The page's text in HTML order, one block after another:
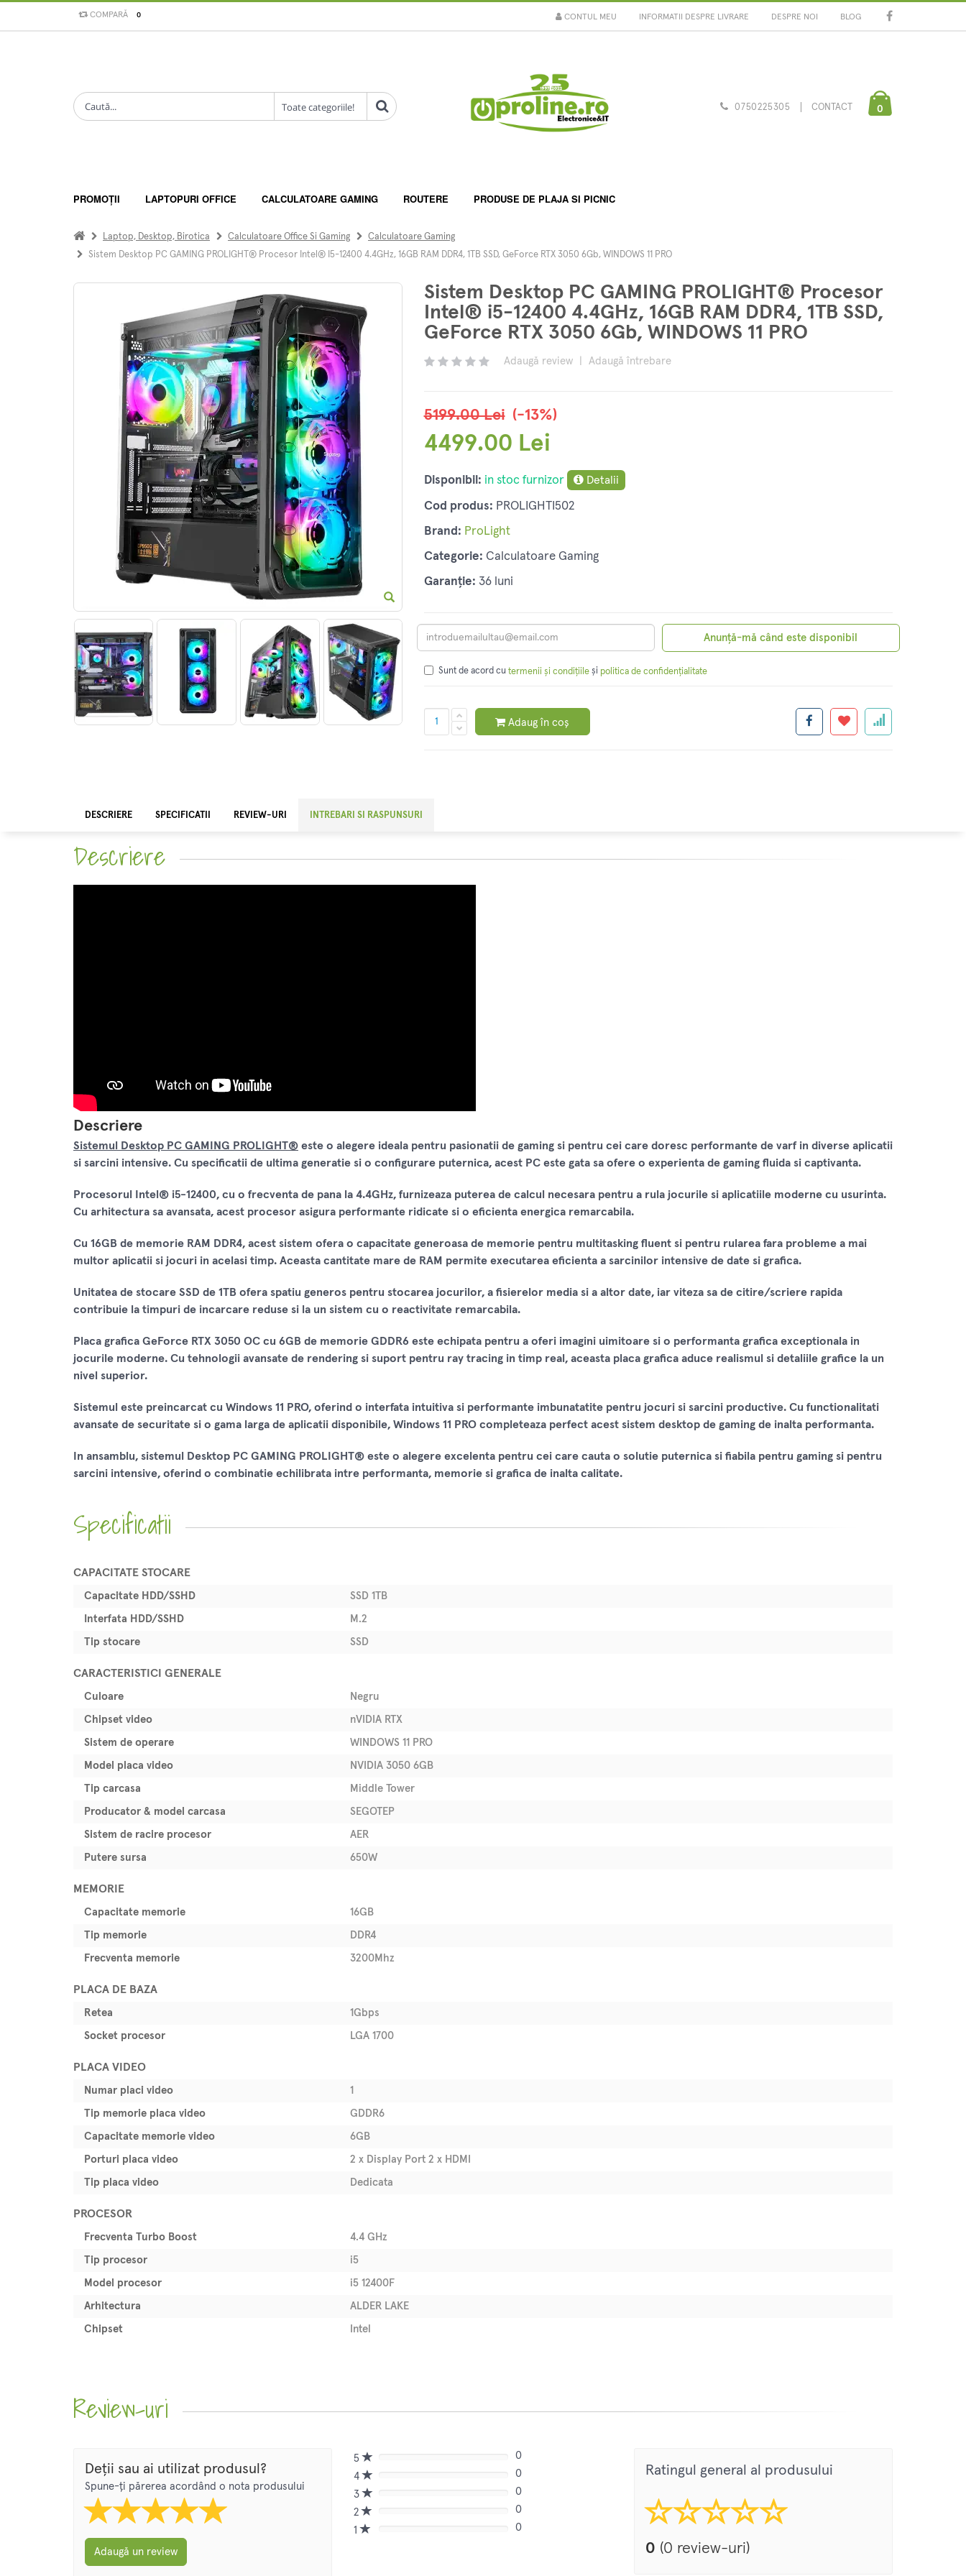
COMPARĂ 0 INFORMATII DESPRE LIVRARE DESPRE NOI BLOG
CONTUL MEU
0750225305 CONTACT 0
PROMOȚII LAPTOPURI OFFICE CALCULATOARE GAMING ROUTERE PRODUSE DE PLAJA SI PICNIC
Laptop, Desktop, Birotica Calculatoare Office Si Gaming
Calculatoare Gaming
Sistem Desktop PC GAMING PROLIGHT® Procesor Intel® I5-12400 4.4GHz, 16GB RAM DDR4, 1TB SSD, GeForce RTX 3050 6Gb, WINDOWS 11 PRO
Sistem Desktop PC GAMING PROLIGHT® Procesor
Intel® i5-12400 4.4GHz, 16GB RAM DDR4, 1TB SSD,
GeForce RTX 3050 6Gb, WINDOWS 11 PRO
Adaugă review Adaugă întrebare
5199.00 Lei (-13%)
4499.00 Lei
Disponibil: in stoc furnizor Detalii
Cod produs: PROLIGHTI502
Brand: ProLight
Categorie: Calculatoare Gaming
Garanție: 36 luni
Anunță-mă când este disponibil
Sunt de acord cu termenii și condițiileși politica de confidențialitate
Adaug în coș
DESCRIERE SPECIFICATII REVIEW-URI INTREBARI SI RASPUNSURI
Descriere
Descriere
Sistemul Desktop PC GAMING PROLIGHT® este o alegere ideala pentru pasionatii de gaming si pentru cei care doresc performante de varf in diverse aplicatii
si sarcini intensive. Cu specificatii de ultima generatie si o configurare puternica, acest PC este gata sa ofere o experienta de gaming fluida si captivanta.
Procesorul Intel® i5-12400, cu o frecventa de pana la 4.4GHz, furnizeaza puterea de calcul necesara pentru a rula jocurile si aplicatiile moderne cu usurinta.
Cu arhitectura sa avansata, acest procesor asigura performante ridicate si o eficienta energica remarcabila.
Cu 16GB de memorie RAM DDR4, acest sistem ofera o capacitate generoasa de memorie pentru multitasking fluent si pentru rularea fara probleme a mai
multor aplicatii si jocuri in acelasi timp. Aceasta cantitate mare de RAM permite executarea eficienta a sarcinilor intensive de date si grafica.
Unitatea de stocare SSD de 1TB ofera spatiu generos pentru stocarea jocurilor, a fisierelor media si a altor date, iar viteza sa de citire/scriere rapida
contribuie la timpuri de incarcare reduse si la un sistem cu o reactivitate remarcabila.
Placa grafica GeForce RTX 3050 OC cu 6GB de memorie GDDR6 este echipata pentru a oferi imagini uimitoare si o performanta grafica exceptionala in
jocurile moderne. Cu tehnologii avansate de rendering si suport pentru ray tracing in timp real, aceasta placa grafica aduce realismul si detaliile grafice la un
nivel superior.
Sistemul este preincarcat cu Windows 11 PRO, oferind o interfata intuitiva si performante imbunatatite pentru jocuri si sarcini productive. Cu functionalitati
avansate de securitate si o gama larga de aplicatii disponibile, Windows 11 PRO completeaza perfect acest sistem desktop de gaming de inalta performanta.
In ansamblu, sistemul Desktop PC GAMING PROLIGHT® este o alegere excelenta pentru cei care cauta o solutie puternica si fiabila pentru gaming si pentru
sarcini intensive, oferind o combinatie echilibrata intre performanta, memorie si grafica de inalta calitate.
Specificatii
CAPACITATE STOCARE
Capacitate HDD/SSHD SSD 1TB
Interfata HDD/SSHD M.2
Tip stocare SSD
CARACTERISTICI GENERALE
Culoare Negru
Chipset video nVIDIA RTX
Sistem de operare WINDOWS 11 PRO
Model placa video NVIDIA 3050 6GB
Tip carcasa Middle Tower
Producator & model carcasa SEGOTEP
Sistem de racire procesor AER
Putere sursa 650W
MEMORIE
Capacitate memorie 16GB
Tip memorie DDR4
Frecventa memorie 3200Mhz
PLACA DE BAZA
Retea 1Gbps
Socket procesor LGA 1700
PLACA VIDEO
Numar placi video 1
Tip memorie placa video GDDR6
Capacitate memorie video 6GB
Porturi placa video 2 x Display Port 2 x HDMI
Tip placa video Dedicata
PROCESOR
Frecventa Turbo Boost 4.4 GHz
Tip procesor i5
Model procesor i5 12400F
Arhitectura ALDER LAKE
Chipset Intel
Review-uri
Deții sau ai utilizat produsul?
Spune-ți părerea acordând o nota produsului
Adaugă un review
5
(danger)
0
4
(danger)
0
3
(danger)
0
2
0
1
0
Ratingul general al produsului
0 (0 review-uri)